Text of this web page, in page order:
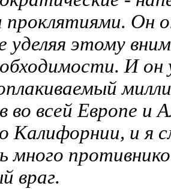
проклятиями. Он
уделяя этому
И
во всей Европе и
Калифорнии, и я
много
враг.